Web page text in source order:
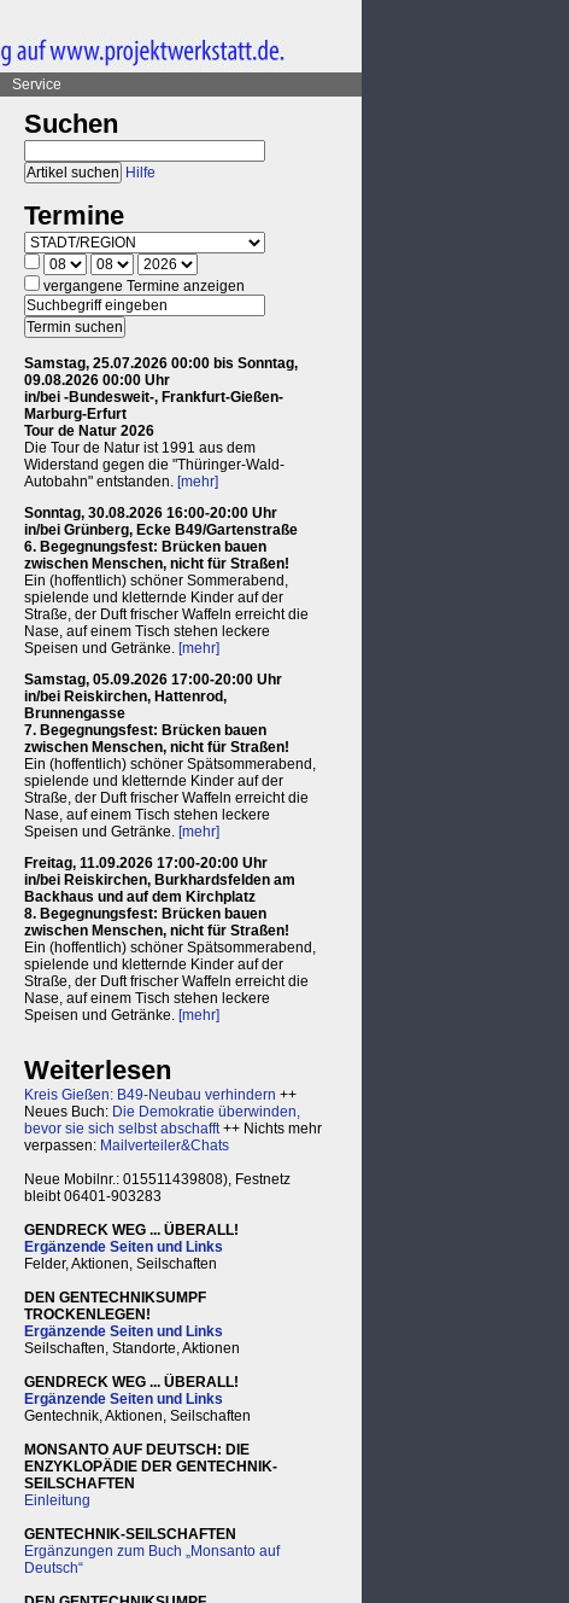
Service
Suchen
Hilfe
Termine
vergangene Termine anzeigen
Samstag, 25.07.2026 00:00 bis Sonntag,
09.08.2026 00:00 Uhr
in/bei -Bundesweit-, Frankfurt-Gießen-
Marburg-Erfurt
Tour de Natur 2026
Die Tour de Natur ist 1991 aus dem
Widerstand gegen die "Thüringer-Wald-
Autobahn" entstanden. [mehr]
Sonntag, 30.08.2026 16:00-20:00 Uhr
in/bei Grünberg, Ecke B49/Gartenstraße
6. Begegnungsfest: Brücken bauen
zwischen Menschen, nicht für Straßen!
Ein (hoffentlich) schöner Sommerabend,
spielende und kletternde Kinder auf der
Straße, der Duft frischer Waffeln erreicht die
Nase, auf einem Tisch stehen leckere
Speisen und Getränke. [mehr]
Samstag, 05.09.2026 17:00-20:00 Uhr
in/bei Reiskirchen, Hattenrod,
Brunnengasse
7. Begegnungsfest: Brücken bauen
zwischen Menschen, nicht für Straßen!
Ein (hoffentlich) schöner Spätsommerabend,
spielende und kletternde Kinder auf der
Straße, der Duft frischer Waffeln erreicht die
Nase, auf einem Tisch stehen leckere
Speisen und Getränke. [mehr]
Freitag, 11.09.2026 17:00-20:00 Uhr
in/bei Reiskirchen, Burkhardsfelden am
Backhaus und auf dem Kirchplatz
8. Begegnungsfest: Brücken bauen
zwischen Menschen, nicht für Straßen!
Ein (hoffentlich) schöner Spätsommerabend,
spielende und kletternde Kinder auf der
Straße, der Duft frischer Waffeln erreicht die
Nase, auf einem Tisch stehen leckere
Speisen und Getränke. [mehr]
Weiterlesen
Kreis Gießen: B49-Neubau verhindern ++
Neues Buch: Die Demokratie überwinden,
bevor sie sich selbst abschafft++ Nichts mehr
verpassen: Mailverteiler&Chats
Neue Mobilnr.: 015511439808), Festnetz
bleibt 06401-903283
GENDRECK WEG ... ÜBERALL!
Ergänzende Seiten und Links
Felder, Aktionen, Seilschaften
DEN GENTECHNIKSUMPF
TROCKENLEGEN!
Ergänzende Seiten und Links
Seilschaften, Standorte, Aktionen
GENDRECK WEG ... ÜBERALL!
Ergänzende Seiten und Links
Gentechnik, Aktionen, Seilschaften
MONSANTO AUF DEUTSCH: DIE
ENZYKLOPÄDIE DER GENTECHNIK-
SEILSCHAFTEN
Einleitung
GENTECHNIK-SEILSCHAFTEN
Ergänzungen zum Buch „Monsanto auf
Deutsch“